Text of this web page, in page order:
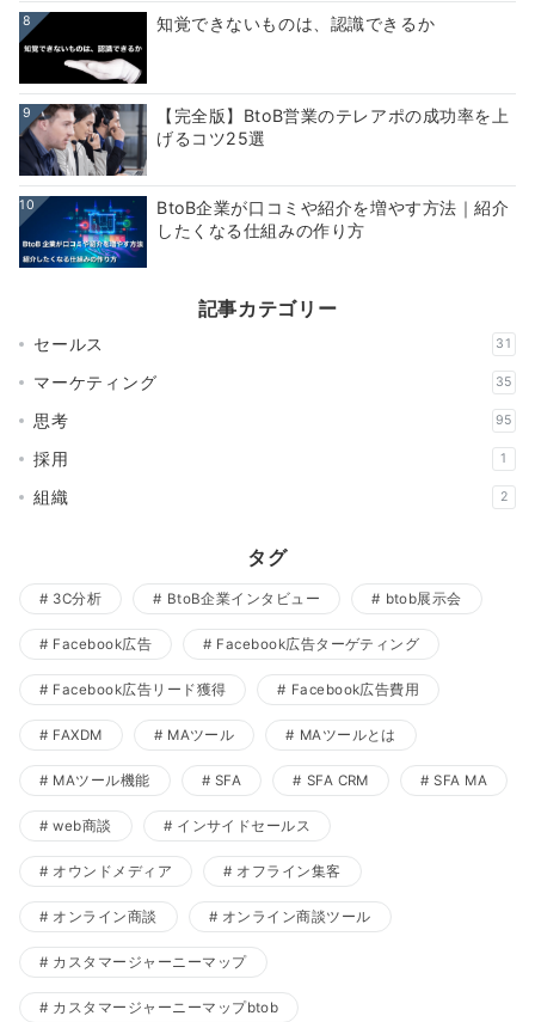
8 知覚できないものは、認識できるか
9
【完全版】BtoB営業のテレアポの成功率を上
げるコツ25選
10
BtoB企業が口コミや紹介を増やす方法｜紹介
したくなる仕組みの作り方
記事カテゴリー
セールス 31
マーケティング 35
思考 95
採用 1
組織 2
タグ
3C分析 BtoB企業インタビュー btob展示会
Facebook広告 Facebook広告ターゲティング
Facebook広告リード獲得 Facebook広告費用
FAXDM MAツール MAツールとは
MAツール機能 SFA SFA CRM SFA MA
web商談 インサイドセールス
オウンドメディア オフライン集客
オンライン商談 オンライン商談ツール
カスタマージャーニーマップ
カスタマージャーニーマップbtob